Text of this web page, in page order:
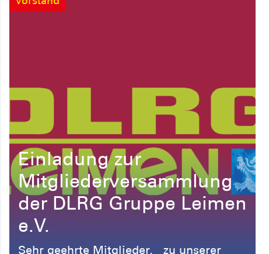
Einladung zur
Mitgliederversammlung
der DLRG Gruppe Leimen
e.V.
Sehr geehrte Mitglieder, zu unserer
Jahreshauptversammlung am Freitag,
den 24.04.2026 u ...